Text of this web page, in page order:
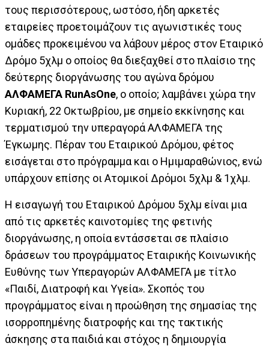
τους περισσότερους, ωστόσο, ήδη αρκετές
εταιρείες προετοιμάζουν τις αγωνιστικές τους
ομάδες προκειμένου να λάβουν μέρος στον Εταιρικό
Δρόμο 5χλμ ο οποίος θα διεξαχθεί στο πλαίσιο της
δεύτερης διοργάνωσης του αγώνα δρόμου
ΑΛΦΑΜΕΓΑ RunAsOne, ο οποίο; λαμβάνει χώρα την
Κυριακή, 22 Οκτωβρίου, με σημείο εκκίνησης και
τερματισμού την υπεραγορά ΑΛΦΑΜΕΓΑ της
Έγκωμης. Πέραν του Εταιρικού Δρόμου, φέτος
εισάγεται στο πρόγραμμα και ο Ημιμαραθώνιος, ενώ
υπάρχουν επίσης οι Ατομικοί Δρόμοι 5χλμ & 1χλμ.
Η εισαγωγή του Εταιρικού Δρόμου 5χλμ είναι μια
από τις αρκετές καινοτομίες της φετινής
διοργάνωσης, η οποία εντάσσεται σε πλαίσιο
δράσεων του προγράμματος Εταιρικής Κοινωνικής
Ευθύνης των Υπεραγορών ΑΛΦΑΜΕΓΑ με τίτλο
«Παιδί, Διατροφή και Υγεία». Σκοπός του
προγράμματος είναι η προώθηση της σημασίας της
ισορροπημένης διατροφής και της τακτικής
άσκησης στα παιδιά και στόχος η δημιουργία